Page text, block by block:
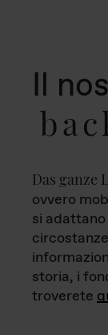
Il
Das ganze
ovvero
si
storia, i
troverete